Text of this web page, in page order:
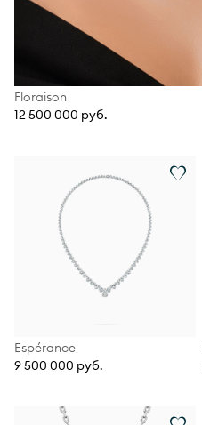
Floraison
12 500 000 руб.
Espérance
9 500 000 руб.